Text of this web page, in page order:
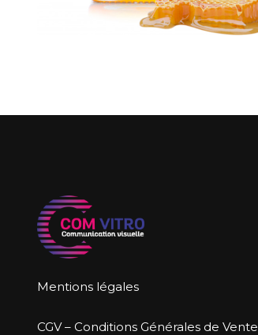
Mentions légales
CGV – Conditions Générales de Vente